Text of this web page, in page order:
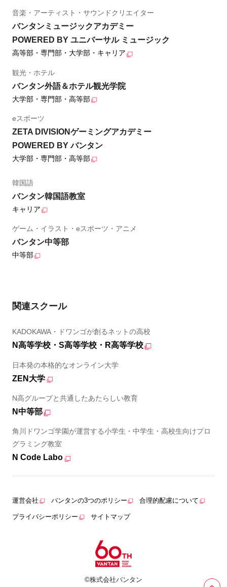
音楽・アーティスト・サウンドクリエイター
バンタンミュージックアカデミー
POWERED BY ユニバーサル ミュージック
高等部・専門部・大学部・キャリア
観光・ホテル
バンタン外語＆ホテル観光学院
大学部・専門部・高等部
eスポーツ
ZETA DIVISIONゲーミングアカデミー
POWERED BY バンタン
大学部・専門部・高等部
韓国語
バンタン韓国語教室
キャリア
ゲーム・イラスト・eスポーツ・アニメ
バンタン中等部
中等部
関連スクール
KADOKAWA・ドワンゴが創るネットの高校
N高等学校・S高等学校・R高等学校
日本発の本格的なオンライン大学
ZEN大学
N高グループと共通したあたらしい教育
N中等部
角川ドワンゴ学園が運営する小学生・中学生・高校生向けプロ
グラミング教室
N Code Labo
運営会社 バンタンの3つのポリシー 合理的配慮について
プライバシーポリシー サイトマップ
©株式会社バンタン